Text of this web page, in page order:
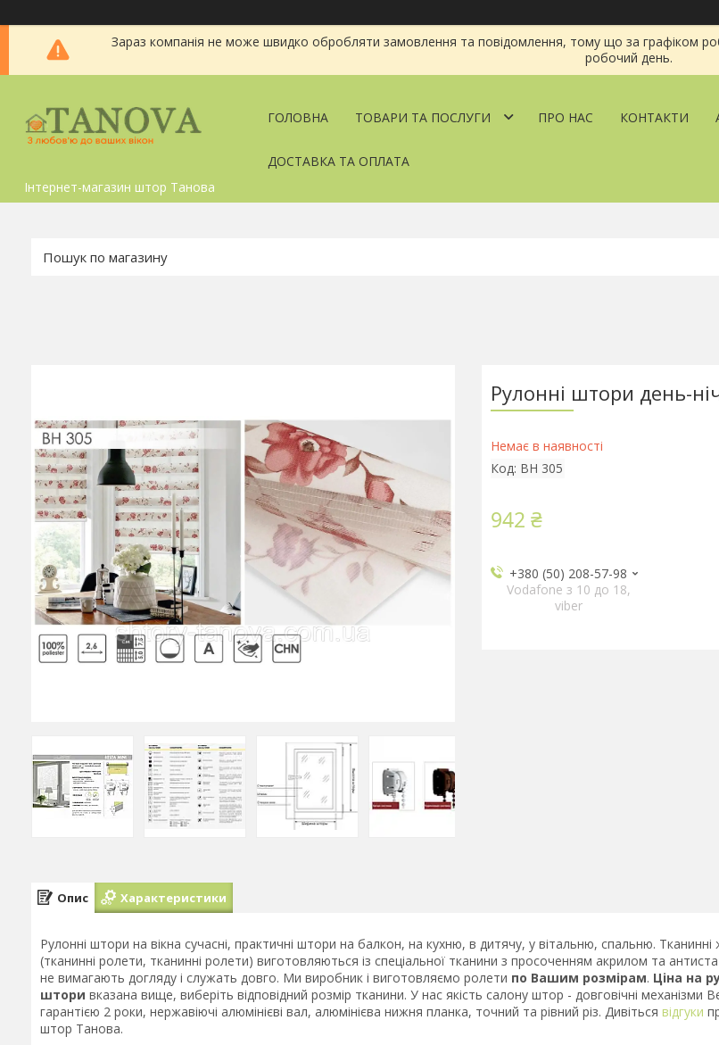
Зараз компанія не може швидко обробляти замовлення та повідомлення, тому що за графіком
робочий день.
Інтернет-магазин штор Танова
ГОЛОВНА ТОВАРИ ТА ПОСЛУГИ ПРО НАС КОНТАКТИ
ДОСТАВКА ТА ОПЛАТА
Рулонні штори день-
Немає в наявності
Код: BH 305
942 ₴
+380 (50) 208-57-98
Vodafone з 10 до 18,
viber
Опис Характеристики
Рулонні штори на вікна сучасні, практичні штори на балкон, на кухню, в дитячу, у вітальню, спальню. Тканинні
(тканинні ролети, тканинні ролети) виготовляються із спеціальної тканини з просоченням акрилом та
не вимагають догляду і служать довго. Ми виробник і виготовляємо ролети по Вашим розмірам. Ціна на
штори вказана вище, виберіть відповідний розмір тканини. У нас якість салону штор - довговічні механізми
гарантією 2 роки, нержавіючі алюмінієві вал, алюмінієва нижня планка, точний та рівний різ. Дивіться відгуки
штор Танова.